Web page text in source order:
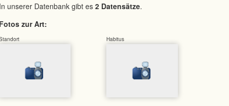
unserer Datenbank gibt es 2 Datensätze.
zur Art:
Habitus